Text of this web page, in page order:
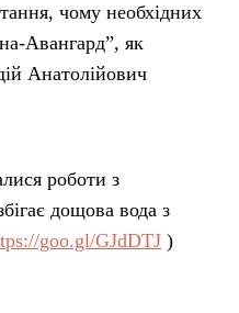
чому необхідних
Авангард”, як
Анатолійович
роботи з
дощова вода з
goo.gl/GJdDTJ )